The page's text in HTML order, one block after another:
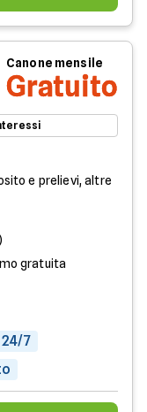
Canone mensile
Gratuito
e prelievi, altre
gratuita
7